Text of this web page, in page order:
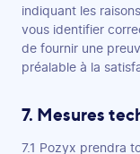
indiquant les
vous identifier
de fournir une
préalable à la
7. Mesures
7.1 Pozyx prendra